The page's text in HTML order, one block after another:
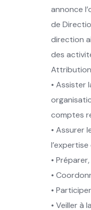
annonce
de
direction
des
• Assister
comptes
• Assurer
•
•
•
• Veiller à